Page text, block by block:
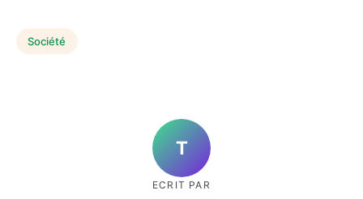
Société
T
ECRIT PAR